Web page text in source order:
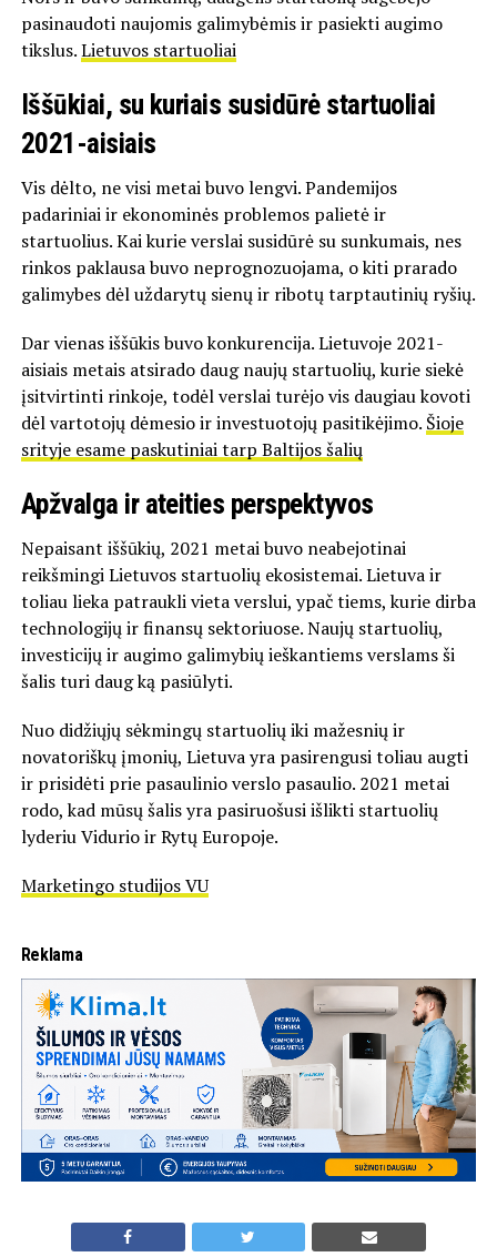
pasinaudoti naujomis galimybėmis ir pasiekti augimo
tikslus.Lietuvos startuoliai
Iššūkiai, su kuriais susidūrė startuoliai
2021-aisiais
Vis dėlto, ne visi metai buvo lengvi. Pandemijos
padariniai ir ekonominės problemos palietė ir
startuolius. Kai kurie verslai susidūrė su sunkumais, nes
rinkos paklausa buvo neprognozuojama, o kiti prarado
galimybes dėl uždarytų sienų ir ribotų tarptautinių ryšių.
Dar vienas iššūkis buvo konkurencija. Lietuvoje 2021-
aisiais metais atsirado daug naujų startuolių, kurie siekė
įsitvirtinti rinkoje, todėl verslai turėjo vis daugiau kovoti
dėl vartotojų dėmesio ir investuotojų pasitikėjimo. Šioje
srityje esame paskutiniai tarp Baltijos šalių
Apžvalga ir ateities perspektyvos
Nepaisant iššūkių, 2021 metai buvo neabejotinai
reikšmingi Lietuvos startuolių ekosistemai. Lietuva ir
toliau lieka patraukli vieta verslui, ypač tiems, kurie dirba
technologijų ir finansų sektoriuose. Naujų startuolių,
investicijų ir augimo galimybių ieškantiems verslams ši
šalis turi daug ką pasiūlyti.
Nuo didžiųjų sėkmingų startuolių iki mažesnių ir
novatoriškų įmonių, Lietuva yra pasirengusi toliau augti
ir prisidėti prie pasaulinio verslo pasaulio. 2021 metai
rodo, kad mūsų šalis yra pasiruošusi išlikti startuolių
lyderiu Vidurio ir Rytų Europoje.
Marketingo studijos VU
Reklama